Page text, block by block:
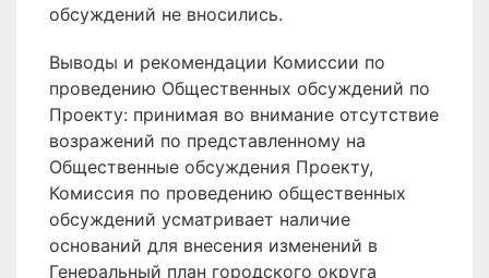
обсуждений не вносились.
Выводы и рекомендации Комиссии по
проведению Общественных обсуждений по
Проекту: принимая во внимание отсутствие
возражений по представленному на
Общественные обсуждения Проекту,
Комиссия по проведению общественных
обсуждений усматривает наличие
оснований для внесения изменений в
Генеральный план городского округа